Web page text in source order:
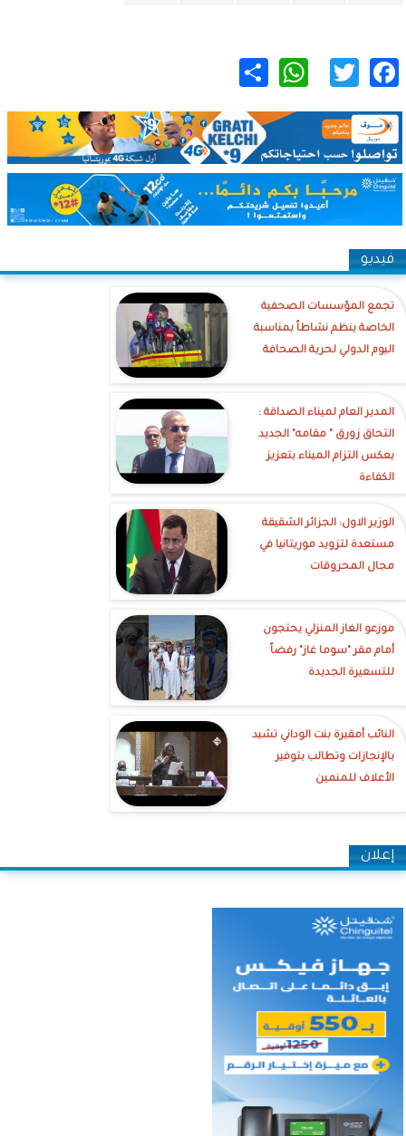
Facebook
Twitter
WhatsApp
فيديو
تجمع المؤسسات الصحفية
الخاصة ينظم نشاطاً بمناسبة
اليوم الدولي لحرية الصحافة
‎المدير العام لميناء الصداقة :
التحاق زورق " مقامه" الجديد
يعكس التزام الميناء بتعزيز
الكفاءة
الوزير الاول: الجزائر الشقيقة
مستعدة لتزويد موريتانيا في
مجال المحروقات
موزعو الغاز المنزلي يحتجون
أمام مقر "سوما غاز" رفضاً
للتسعيرة الجديدة
النائب أمقيرة بنت الوداني تشيد
بالإنجازات وتطالب بتوفير
الأعلاف للمنمين
إعلان